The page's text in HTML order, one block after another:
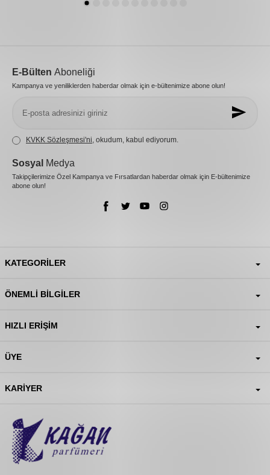
E-Bülten Aboneliği
Kampanya ve yeniliklerden haberdar olmak için e-bültenimize abone olun!
KVKK Sözleşmesi'ni , okudum, kabul ediyorum.
Sosyal Medya
Takipçilerimize Özel Kampanya ve Fırsatlardan haberdar olmak için E-bültenimize
abone olun!
KATEGORILER
ÖNEMLI BILGILER
HIZLI ERIŞIM
ÜYE
KARIYER